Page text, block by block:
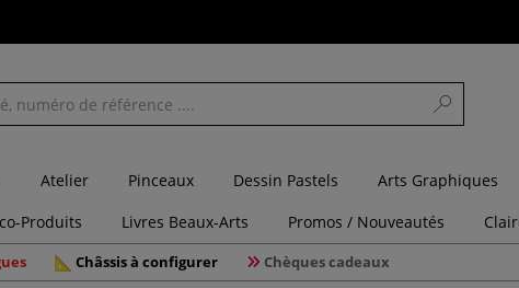
Atelier Pinceaux Dessin Pastels Arts Graphiques
Produits Livres Beaux-Arts Promos / Nouveautés
Châssis à configurer Chèques cadeaux